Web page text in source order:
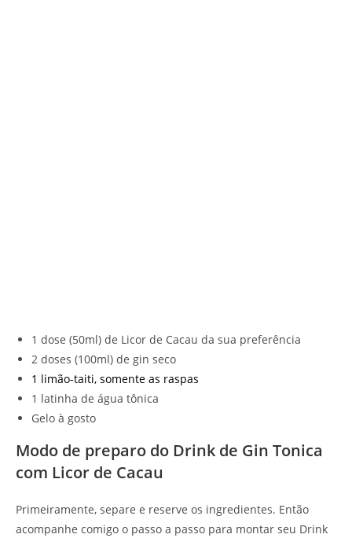
1 dose (50ml) de Licor de Cacau da sua preferência
2 doses (100ml) de gin seco
1 limão-taiti, somente as raspas
1 latinha de água tônica
Gelo à gosto
Modo de preparo do Drink de Gin Tonica
com Licor de Cacau
Primeiramente, separe e reserve os ingredientes. Então
acompanhe comigo o passo a passo para montar seu Drink